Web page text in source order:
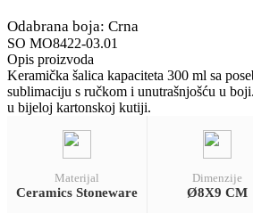
Odabrana boja: Crna
SO MO8422-03.01
Opis proizvoda
Keramička šalica kapaciteta 300 ml sa
sublimaciju s ručkom i unutrašnjošću u
u bijeloj kartonskoj kutiji.
Materijal
Ceramics Stoneware
Dimenzije
Ø8X9 CM